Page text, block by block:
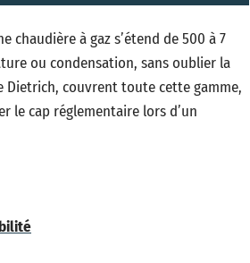
chaudière à gaz s’étend de 500 à 7
ou condensation, sans oublier la
Dietrich, couvrent toute cette gamme,
le cap réglementaire lors d’un